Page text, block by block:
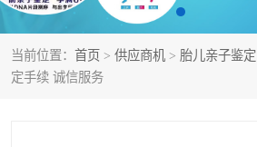
当前位置： 首页 > 供应商机 > 胎儿亲子鉴定
定手续 诚信服务
孕期亲子鉴定